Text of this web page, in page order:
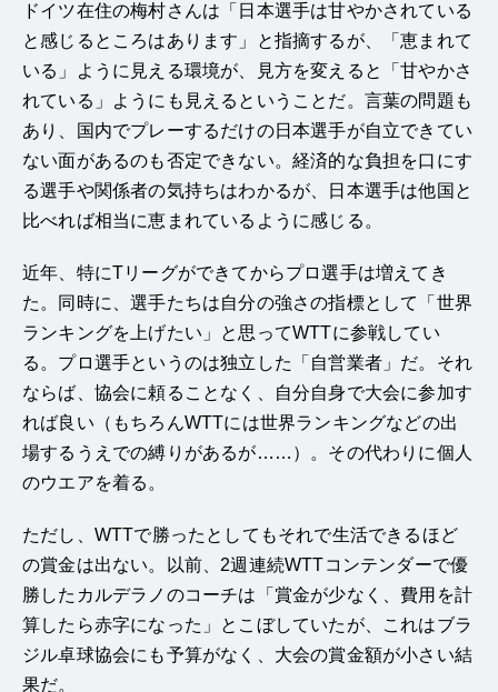
ドイツ在住の梅村さんは「日本選手は甘やかされている
と感じるところはあります」と指摘するが、「恵まれて
いる」ように見える環境が、見方を変えると「甘やかさ
れている」ようにも見えるということだ。言葉の問題も
あり、国内でプレーするだけの日本選手が自立できてい
ない面があるのも否定できない。 経済的な負担を口にす
る選手や関係者の気持ちはわかるが、日本選手は他国と
比べれば相当に恵まれているように感じる。
近年、特にTリーグができてからプロ選手は増えてき
た。同時に、選手たちは自分の強さの指標として「世界
ランキングを上げたい」と思ってWTTに参戦してい
る。プロ選手というのは独立した「自営業者」だ。それ
ならば、協会に頼ることなく、自分自身で大会に参加す
れば良い（もちろんWTTには世界ランキングなどの出
場するうえでの縛りがあるが……）。その代わりに個人
のウエアを着る。
ただし、WTTで勝ったとしてもそれで生活できるほど
の賞金は出ない。以前、2週連続WTTコンテンダーで優
勝したカルデラノのコーチは「賞金が少なく、費用を計
算したら赤字になった」とこぼしていたが、これはブラ
ジル卓球協会にも予算がなく、大会の賞金額が小さい結
果だ。